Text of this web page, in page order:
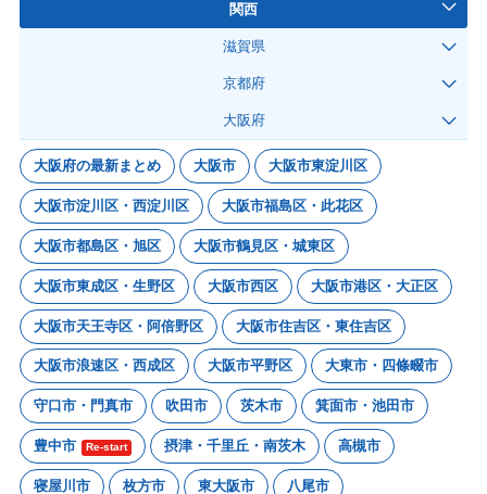
関西
滋賀県
京都府
大阪府
大阪府の最新まとめ 大阪市 大阪市東淀川区
大阪市淀川区・西淀川区 大阪市福島区・此花区
大阪市都島区・旭区 大阪市鶴見区・城東区
大阪市東成区・生野区 大阪市西区 大阪市港区・大正区
大阪市天王寺区・阿倍野区 大阪市住吉区・東住吉区
大阪市浪速区・西成区 大阪市平野区 大東市・四條畷市
守口市・門真市 吹田市 茨木市 箕面市・池田市
豊中市 Re-start 摂津・千里丘・南茨木 高槻市
寝屋川市 枚方市 東大阪市 八尾市